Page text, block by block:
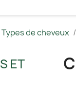
Types de cheveux
ET